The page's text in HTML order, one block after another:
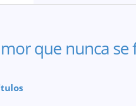
que nunca se